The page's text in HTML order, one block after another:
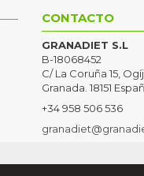
CONTACTO
GRANADIET S.L
B-18068452
C/ La Coruña 15,
Granada. 18151
+34 958 506 536